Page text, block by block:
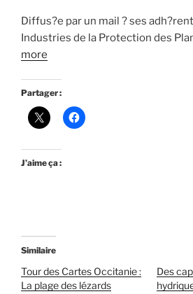
Diffus?e par un mail ? ses
Industries de la Protection des
more
Partager :
J’aime ça :
Similaire
Tour des Cartes Occitanie :
La plage des lézards
Des